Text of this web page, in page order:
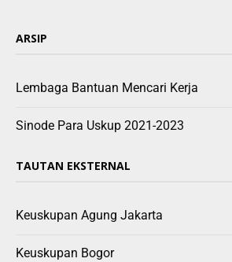
ARSIP
Lembaga Bantuan Mencari Kerja
Sinode Para Uskup 2021-2023
TAUTAN EKSTERNAL
Keuskupan Agung Jakarta
Keuskupan Bogor